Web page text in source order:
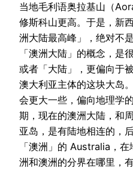
当地毛利语奥拉基山（
修斯科山更高。于是，新
洲大陆最高峰」，绝对不
「澳洲大陆」的概念，是
或者「大陆」，更偏向于
澳大利亚主体的这块大岛
会更大一些，偏向地理学
期，现在的澳洲大陆，和
亚岛，是有陆地相连的，
「澳洲」的 Australia，
洲和澳洲的分界在哪里，